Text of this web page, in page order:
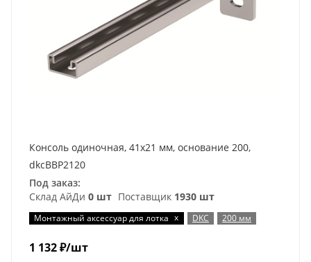
Консоль одиночная, 41х21 мм, основание 200,
dkcBBP2120
Под заказ:
Склад АйДи 0 шт Поставщик 1930 шт
Монтажный аксессуар для лотка x DKC 200 мм
1 132₽/шт